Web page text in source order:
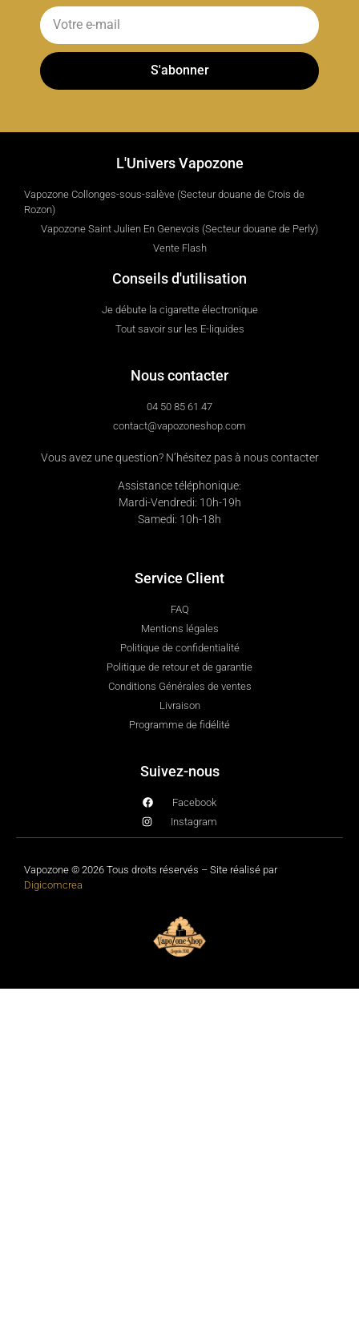
S'abonner
L'Univers Vapozone
Vapozone Collonges-sous-salève (Secteur douane de Crois de
Rozon)
Vapozone Saint Julien En Genevois (Secteur douane de Perly)
Vente Flash
Conseils d'utilisation
Je débute la cigarette électronique
Tout savoir sur les E-liquides
Nous contacter
04 50 85 61 47
contact@vapozoneshop.com
Vous avez une question? N’hésitez pas à nous contacter
Assistance téléphonique:
Mardi-Vendredi: 10h-19h
Samedi: 10h-18h
Service Client
FAQ
Mentions légales
Politique de confidentialité
Politique de retour et de garantie
Conditions Générales de ventes
Livraison
Programme de fidélité
Suivez-nous
Facebook
Instagram
Vapozone © 2026 Tous droits réservés – Site réalisé par
Digicomcrea